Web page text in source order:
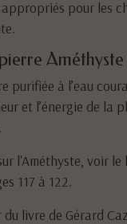
pour les
Améthyste
purifiée à l’eau
et l’énergie de la
.
l'Améthyste, voir
117 à 122.
livre de Gérard